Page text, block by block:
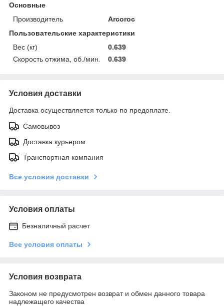
Основные
Производитель
Arcoroc
Пользовательские характеристики
Вес (кг)
0.639
Скорость отжима, об./мин.
0.639
Условия доставки
Доставка осуществляется только по предоплате.
Самовывоз
Доставка курьером
Транспортная компания
Все условия доставки
Условия оплаты
Безналичный расчет
Все условия оплаты
Условия возврата
Законом не предусмотрен возврат и обмен данного товара
надлежащего качества